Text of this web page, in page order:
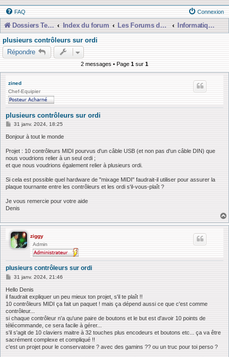
FAQ Connexion
Dossiers Techniques Index du forum Les Forums de Discussions
Informatique, Consoles Numériques et MAO
plusieurs contrôleurs sur ordi
Répondre
2 messages • Page 1 sur 1
zined
Chef-Equipier
plusieurs contrôleurs sur ordi
M
s
a
g
e
31 janv. 2024, 18:25
Bonjour à tout le monde
Projet : 10 contrôleurs MIDI pourvus d'un câble USB (et non pas d'un câble DIN) que
nous voudrions relier à un seul ordi ;
et que nous voudrions également relier à plusieurs ordi.
Si cela est possible quel hardware de "mixage MIDI" faudrait-il utiliser pour assurer la
plaque tournante entre les contrôleurs et les ordi s'il-vous-plaît ?
Je vous remercie pour votre aide
Denis
ziggy
Admin
plusieurs contrôleurs sur ordi
M
s
s
g
e
31 janv. 2024, 21:46
Hello Denis
il faudrait expliquer un peu mieux ton projet, s'il te plaît !!
10 contrôleurs MIDI ça fait un paquet ! mais ça dépend aussi ce que c'est comme
contrôleur...
si chaque contrôleur n'a qu'une paire de boutons et le but est d'avoir 10 points de
télécommande, ce sera facile à gérer...
s'il s'agit de 10 claviers maitre à 32 touches plus encodeurs et boutons etc... ça va être
sacrément complexe et compliqué !!
c'est un projet pour le conservatoire ? avec des gamins ?? ou un truc pour toi perso ?